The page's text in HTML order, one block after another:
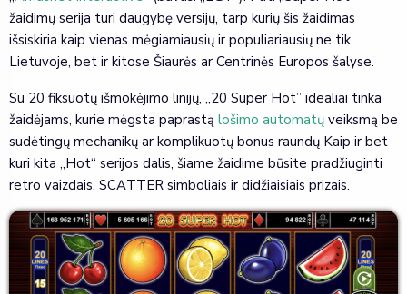
žaidimų serija turi daugybę versijų, tarp kurių šis žaidimas
išsiskiria kaip vienas mėgiamiausių ir populiariausių ne tik
Lietuvoje, bet ir kitose Šiaurės ar Centrinės Europos šalyse.
Su 20 fiksuotų išmokėjimo linijų, „20 Super Hot” idealiai tinka
žaidėjams, kurie mėgsta paprastą lošimo automatų veiksmą be
sudėtingų mechanikų ar komplikuotų bonus raundų Kaip ir bet
kuri kita „Hot“ serijos dalis, šiame žaidime būsite pradžiuginti
retro vaizdais, SCATTER simboliais ir didžiaisiais prizais.